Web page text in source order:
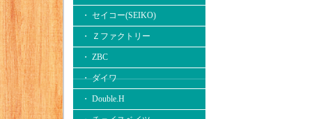
・ セイコー(SEIKO)
・ Ｚファクトリー
・ ZBC
・ ダイワ
・ Double.H